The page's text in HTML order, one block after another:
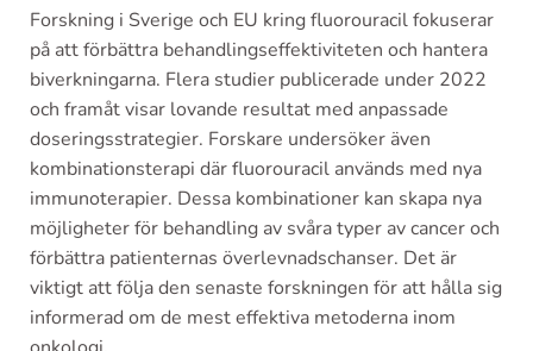
Forskning i Sverige och EU kring fluorouracil fokuserar
på att förbättra behandlingseffektiviteten och hantera
biverkningarna. Flera studier publicerade under 2022
och framåt visar lovande resultat med anpassade
doseringsstrategier. Forskare undersöker även
kombinationsterapi där fluorouracil används med nya
immunoterapier. Dessa kombinationer kan skapa nya
möjligheter för behandling av svåra typer av cancer och
förbättra patienternas överlevnadschanser. Det är
viktigt att följa den senaste forskningen för att hålla sig
informerad om de mest effektiva metoderna inom